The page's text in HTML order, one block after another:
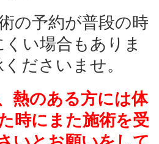
の予約が普段の時
い場合もありま
ださいませ。
熱のある方には体
時にまた施術を受